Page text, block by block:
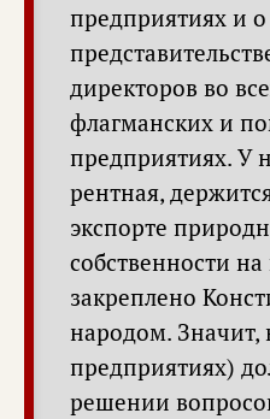
предприятиях и
директоров во
флагманских и
предприятиях. У
рентная,
экспорте
собственности
закреплено
народом. Значит,
предприятиях)
решении